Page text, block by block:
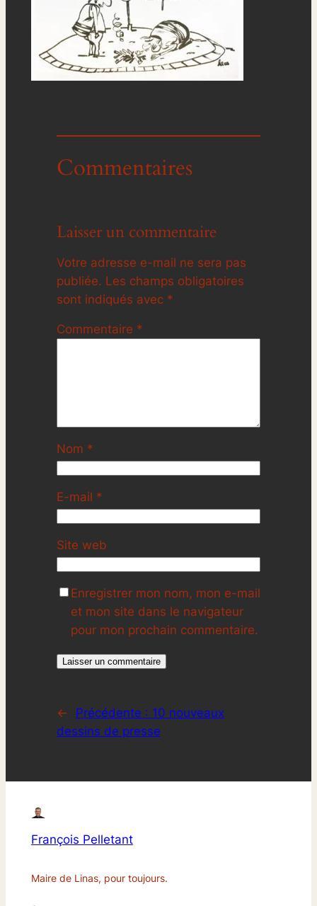
Commentaires
Laisser un commentaire
Votre adresse e-mail ne sera pas
publiée. Les champs obligatoires
sont indiqués avec *
Commentaire *
Nom *
E-mail *
Site web
Enregistrer mon nom, mon e-mail
et mon site dans le navigateur
pour mon prochain commentaire.
← Précédente : 10 nouveaux
dessins de presse
François Pelletant
Maire de Linas, pour toujours.